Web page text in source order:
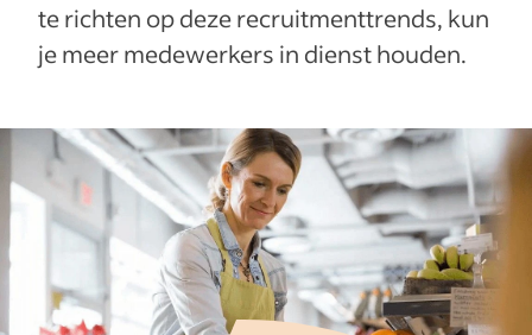
te richten op deze recruitmenttrends, kun
je meer medewerkers in dienst houden.